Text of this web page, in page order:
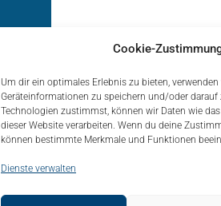
Cookie-
Um dir ein optimales Erlebnis zu bieten,
Geräteinformationen zu speichern und/oder darauf
Technologien zustimmst, können wir Daten wie
dieser Website verarbeiten. Wenn du deine
können bestimmte Merkmale und Funktionen
Dienste verwalten